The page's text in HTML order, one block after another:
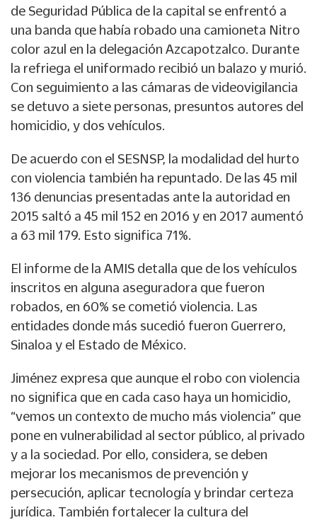
de Seguridad Pública de la capital se enfrentó a
una banda que había robado una camioneta Nitro
color azul en la delegación Azcapotzalco. Durante
la refriega el uniformado recibió un balazo y murió.
Con seguimiento a las cámaras de videovigilancia
se detuvo a siete personas, presuntos autores del
homicidio, y dos vehículos.
De acuerdo con el SESNSP, la modalidad del hurto
con violencia también ha repuntado. De las 45 mil
136 denuncias presentadas ante la autoridad en
2015 saltó a 45 mil 152 en 2016 y en 2017 aumentó
a 63 mil 179. Esto significa 71%.
El informe de la AMIS detalla que de los vehículos
inscritos en alguna aseguradora que fueron
robados, en 60% se cometió violencia. Las
entidades donde más sucedió fueron Guerrero,
Sinaloa y el Estado de México.
Jiménez expresa que aunque el robo con violencia
no significa que en cada caso haya un homicidio,
“vemos un contexto de mucho más violencia” que
pone en vulnerabilidad al sector público, al privado
y a la sociedad. Por ello, considera, se deben
mejorar los mecanismos de prevención y
persecución, aplicar tecnología y brindar certeza
jurídica. También fortalecer la cultura del